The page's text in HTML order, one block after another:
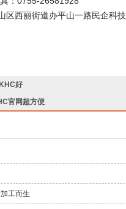
区西丽街道办平山一路民企科
好
官网超方便
工而生